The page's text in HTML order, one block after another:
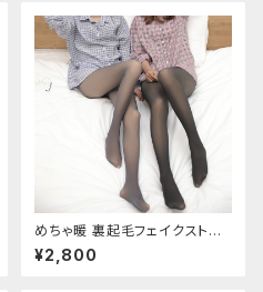
めちゃ暖 裏起毛フェイクストッ
キング
¥2,800